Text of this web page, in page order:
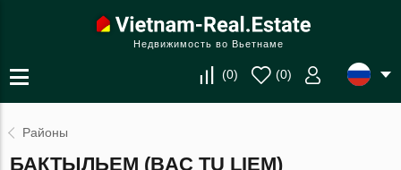
Недвижимость во Вьетнаме
(0) (0)
Районы
БАКТЫЛЬЕМ (BAC TU LIEM)